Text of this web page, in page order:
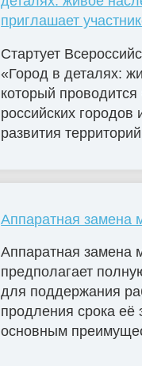
приглашает
Стартует
«Город в деталях:
который
российских городов
развития
Аппаратная замена
Аппаратная замена
предполагает
для поддержания
продления срока её
основным